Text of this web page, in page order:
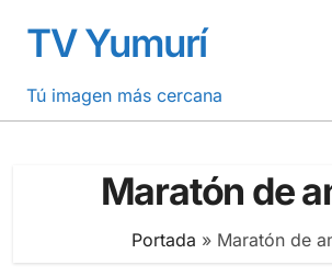
contenido
TV Yumurí
Tú imagen más cercana
Maratón de
Portada » Maratón de